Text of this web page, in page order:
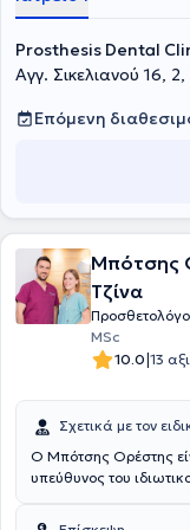
Καποδιστριακού
οδοντιατρικές
θεραπευόμενου, θα
αντιμετώπιση κάθε
Prosthesis Dental
Αγγ. Σικελιανού 16,
Επόμενη
Μπότσης
Τζίνα
MSc
10.0|13
Σχετικά με τον
Ο Μπότσης Ορέστης
υπεύθυνος του
του Εθνικού &